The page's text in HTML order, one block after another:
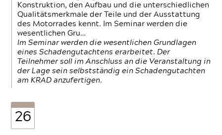
Konstruktion, den Aufbau und die unterschiedlichen
Qualitätsmerkmale der Teile und der Ausstattung
des Motorrades kennt. Im Seminar werden die
wesentlichen Gru…
Im Seminar werden die wesentlichen Grundlagen
eines Schadengutachtens erarbeitet. Der
Teilnehmer soll im Anschluss an die Veranstaltung in
der Lage sein selbstständig ein Schadengutachten
am KRAD anzufertigen.
26